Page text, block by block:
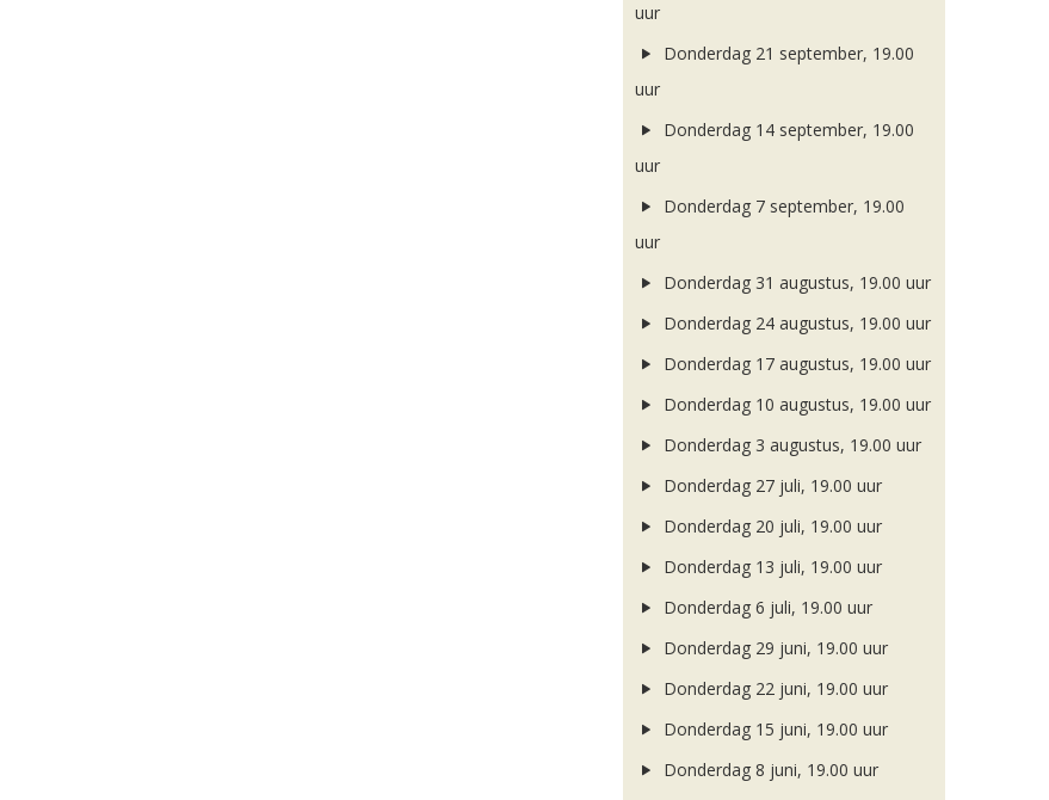
uur
Donderdag 21 september, 19.00
uur
Donderdag 14 september, 19.00
uur
Donderdag 7 september, 19.00
uur
Donderdag 31 augustus, 19.00 uur
Donderdag 24 augustus, 19.00 uur
Donderdag 17 augustus, 19.00 uur
Donderdag 10 augustus, 19.00 uur
Donderdag 3 augustus, 19.00 uur
Donderdag 27 juli, 19.00 uur
Donderdag 20 juli, 19.00 uur
Donderdag 13 juli, 19.00 uur
Donderdag 6 juli, 19.00 uur
Donderdag 29 juni, 19.00 uur
Donderdag 22 juni, 19.00 uur
Donderdag 15 juni, 19.00 uur
Donderdag 8 juni, 19.00 uur